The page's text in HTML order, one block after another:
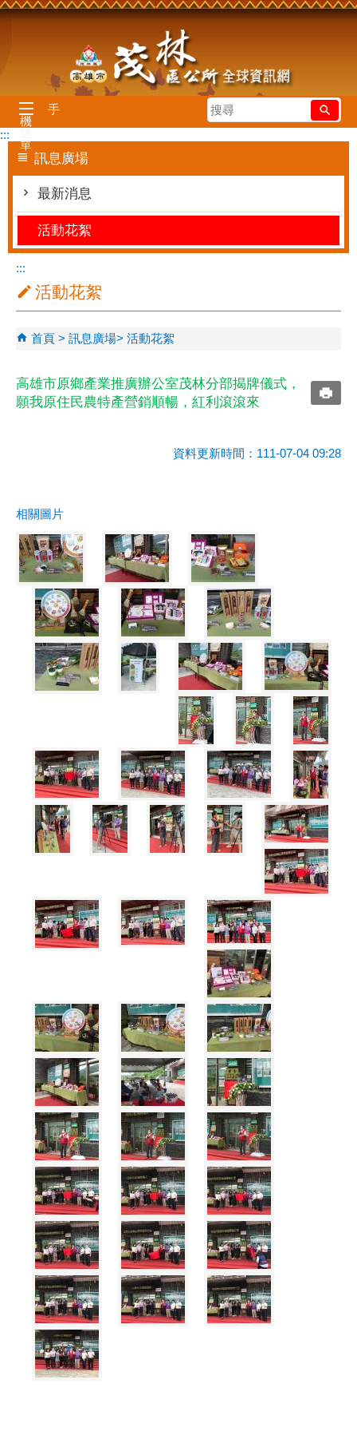
跳到主要內容區塊
搜
尋
手
機
單
:::
訊息廣場
最新消息
活動花絮
:::
活動花絮
首頁 訊息廣場 活動花絮
高雄市原鄉產業推廣辦公室茂林分部揭牌儀式，
願我原住民農特產營銷順暢，紅利滾滾來
資料更新時間：111-07-04 09:28
相關圖片